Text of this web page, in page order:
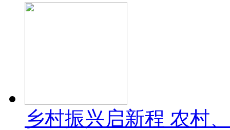
乡村振兴启新程 农村